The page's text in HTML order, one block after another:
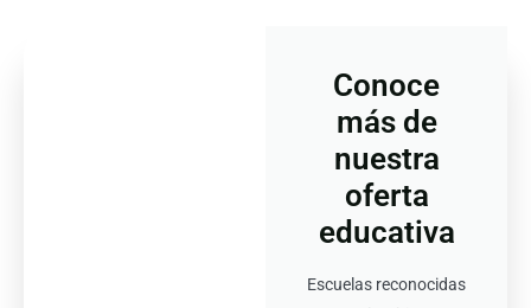
Conoce
más de
nuestra
oferta
educativa
Escuelas reconocidas